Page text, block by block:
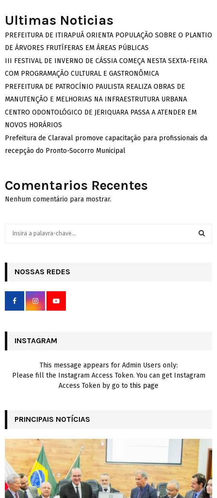
Ultimas Noticias
PREFEITURA DE ITIRAPUÃ ORIENTA POPULAÇÃO SOBRE O PLANTIO
DE ÁRVORES FRUTÍFERAS EM ÁREAS PÚBLICAS
III FESTIVAL DE INVERNO DE CÁSSIA COMEÇA NESTA SEXTA-FEIRA
COM PROGRAMAÇÃO CULTURAL E GASTRONÔMICA
PREFEITURA DE PATROCÍNIO PAULISTA REALIZA OBRAS DE
MANUTENÇÃO E MELHORIAS NA INFRAESTRUTURA URBANA
CENTRO ODONTOLÓGICO DE JERIQUARA PASSA A ATENDER EM
NOVOS HORÁRIOS
Prefeitura de Claraval promove capacitação para profissionais da
recepção do Pronto-Socorro Municipal
Comentarios Recentes
Nenhum comentário para mostrar.
h
f
r
NOSSAS REDES
INSTAGRAM
This message appears for Admin Users only:
Please fill the Instagram Access Token. You can get Instagram
Access Token by go to this page
PRINCIPAIS NOTÍCIAS